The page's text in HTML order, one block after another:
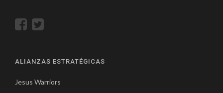
ALIANZAS ESTRATÉGICAS
Jesus Warriors